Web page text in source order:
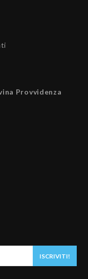
Provvidenza
ISCRIVITI!